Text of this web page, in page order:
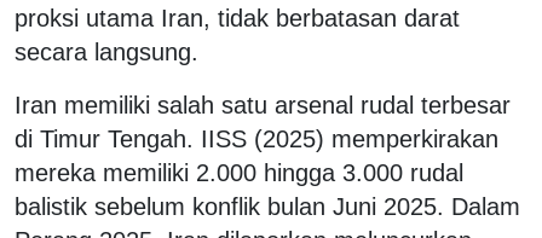
proksi utama Iran, tidak berbatasan darat
secara langsung.
Iran memiliki salah satu arsenal rudal terbesar
di Timur Tengah. IISS (2025) memperkirakan
mereka memiliki 2.000 hingga 3.000 rudal
balistik sebelum konflik bulan Juni 2025. Dalam